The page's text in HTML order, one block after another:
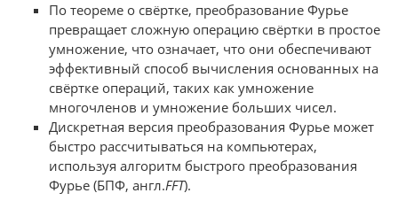
По теореме о свёртке, преобразование Фурье
превращает сложную операцию свёртки в простое
умножение, что означает, что они обеспечивают
эффективный способ вычисления основанных на
свёртке операций, таких как умножение
многочленов и умножение больших чисел.
Дискретная версия преобразования Фурье может
быстро рассчитываться на компьютерах,
используя алгоритм быстрого преобразования
Фурье (БПФ, англ.FFT).